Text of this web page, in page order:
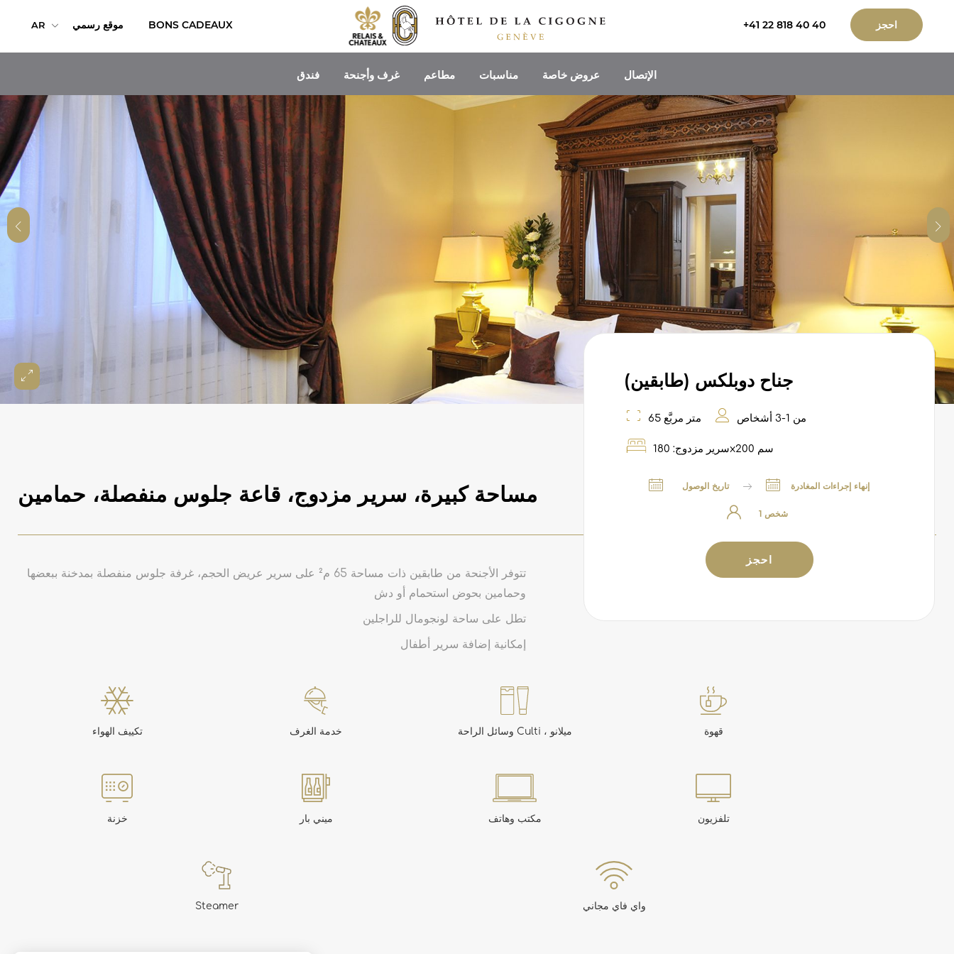
AR موقع رسمي BONS CADEAUX +41 22 818 40 40 احجز
فندق غرف وأجنحة مطاعم مناسبات عروض خاصة الإتصال
(جناح دوبلكس (طابقين
65 متر مربَّع من 1-3 أشخاص
سرير مزدوج: 180x200 سم
تاريخ الوصول إنهاء إجراءات المغادرة
احجز
مساحة كبيرة، سرير مزدوج، قاعة جلوس منفصلة، حمامين
تتوفر الأجنحة من طابقين ذات مساحة 65 م² على سرير عريض الحجم، غرفة جلوس منفصلة بمدخنة ببعضها
وحمامين بحوض استحمام أو دش
تطل على ساحة لونجومال للراجلين
إمكانية إضافة سرير أطفال
تكييف الهواء خدمة الغرف وسائل الراحة Culti ، ميلانو قهوة
خزنة ميني بار مكتب وهاتف تلفزيون
Steamer واي فاي مجاني